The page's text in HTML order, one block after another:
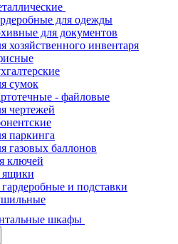
для одежды
для документов
инвентаря
сумок
- файловые
чертежей
паркинга
газовых баллонов
ключей
ящики
и подставки
шкафы